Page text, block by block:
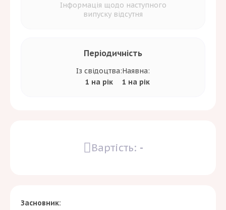
Засновник:
Вартість: -
Інформація щодо наступного
випуску відсутня
Періодичність
Із свідоцтва:
1 на рік
Наявна:
1 на рік